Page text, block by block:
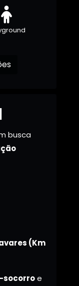
busca
(Km
socorroe